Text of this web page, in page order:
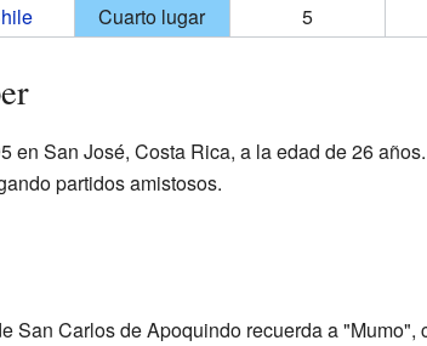
Cuarto lugar 5
en San José, Costa Rica, a la edad de 26
partidos amistosos.
San Carlos de Apoquindo recuerda a